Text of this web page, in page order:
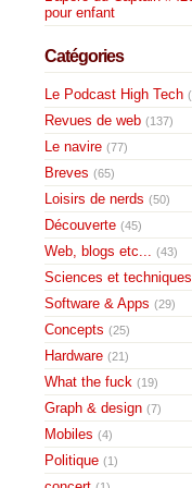
pour enfant
Catégories
Le Podcast High Tech
Revues de web (137)
Le navire (77)
Breves (65)
Loisirs de nerds (50)
Découverte (45)
Web, blogs etc... (43)
Sciences et techniques
Software & Apps (29)
Concepts (25)
Hardware (21)
What the fuck (19)
Graph & design (7)
Mobiles (4)
Politique (1)